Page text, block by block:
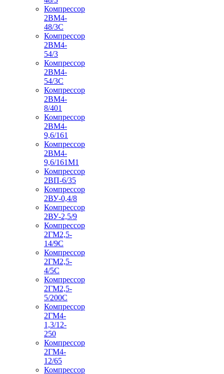
Компрессор
2ВМ4-
48/3С
Компрессор
2ВМ4-
54/3
Компрессор
2ВМ4-
54/3С
Компрессор
2ВМ4-
8/401
Компрессор
2ВМ4-
9,6/161
Компрессор
2ВМ4-
9,6/161М1
Компрессор
2ВП-6/35
Компрессор
2ВУ-0,4/8
Компрессор
2ВУ-2,5/9
Компрессор
2ГМ2,5-
14/9С
Компрессор
2ГМ2,5-
4/5С
Компрессор
2ГМ2,5-
5/200С
Компрессор
2ГМ4-
1,3/12-
250
Компрессор
2ГМ4-
12/65
Компрессор